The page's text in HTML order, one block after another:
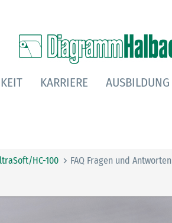
KARRIERE AUSBILDUNG
HC-100 FAQ Fragen und Antworten